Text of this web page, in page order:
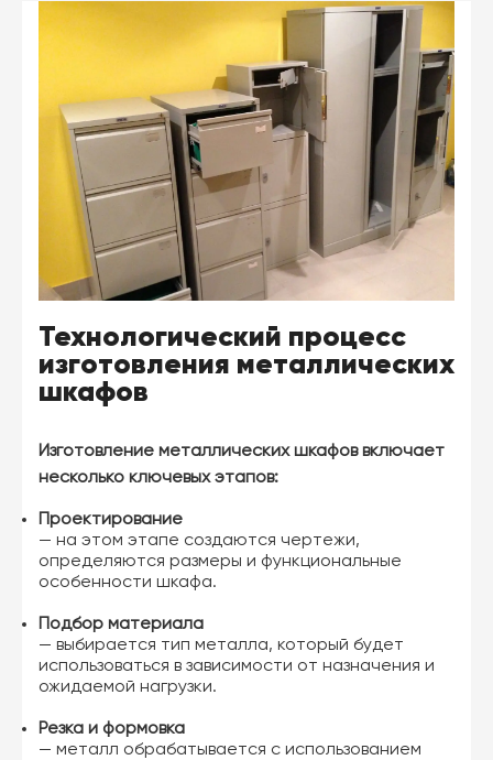
Технологический процесс
изготовления металлических
шкафов
Изготовление металлических шкафов включает
несколько ключевых этапов:
Проектирование
— на этом этапе создаются чертежи,
определяются размеры и функциональные
особенности шкафа.
Подбор материала
— выбирается тип металла, который будет
использоваться в зависимости от назначения и
ожидаемой нагрузки.
Резка и формовка
— металл обрабатывается с использованием